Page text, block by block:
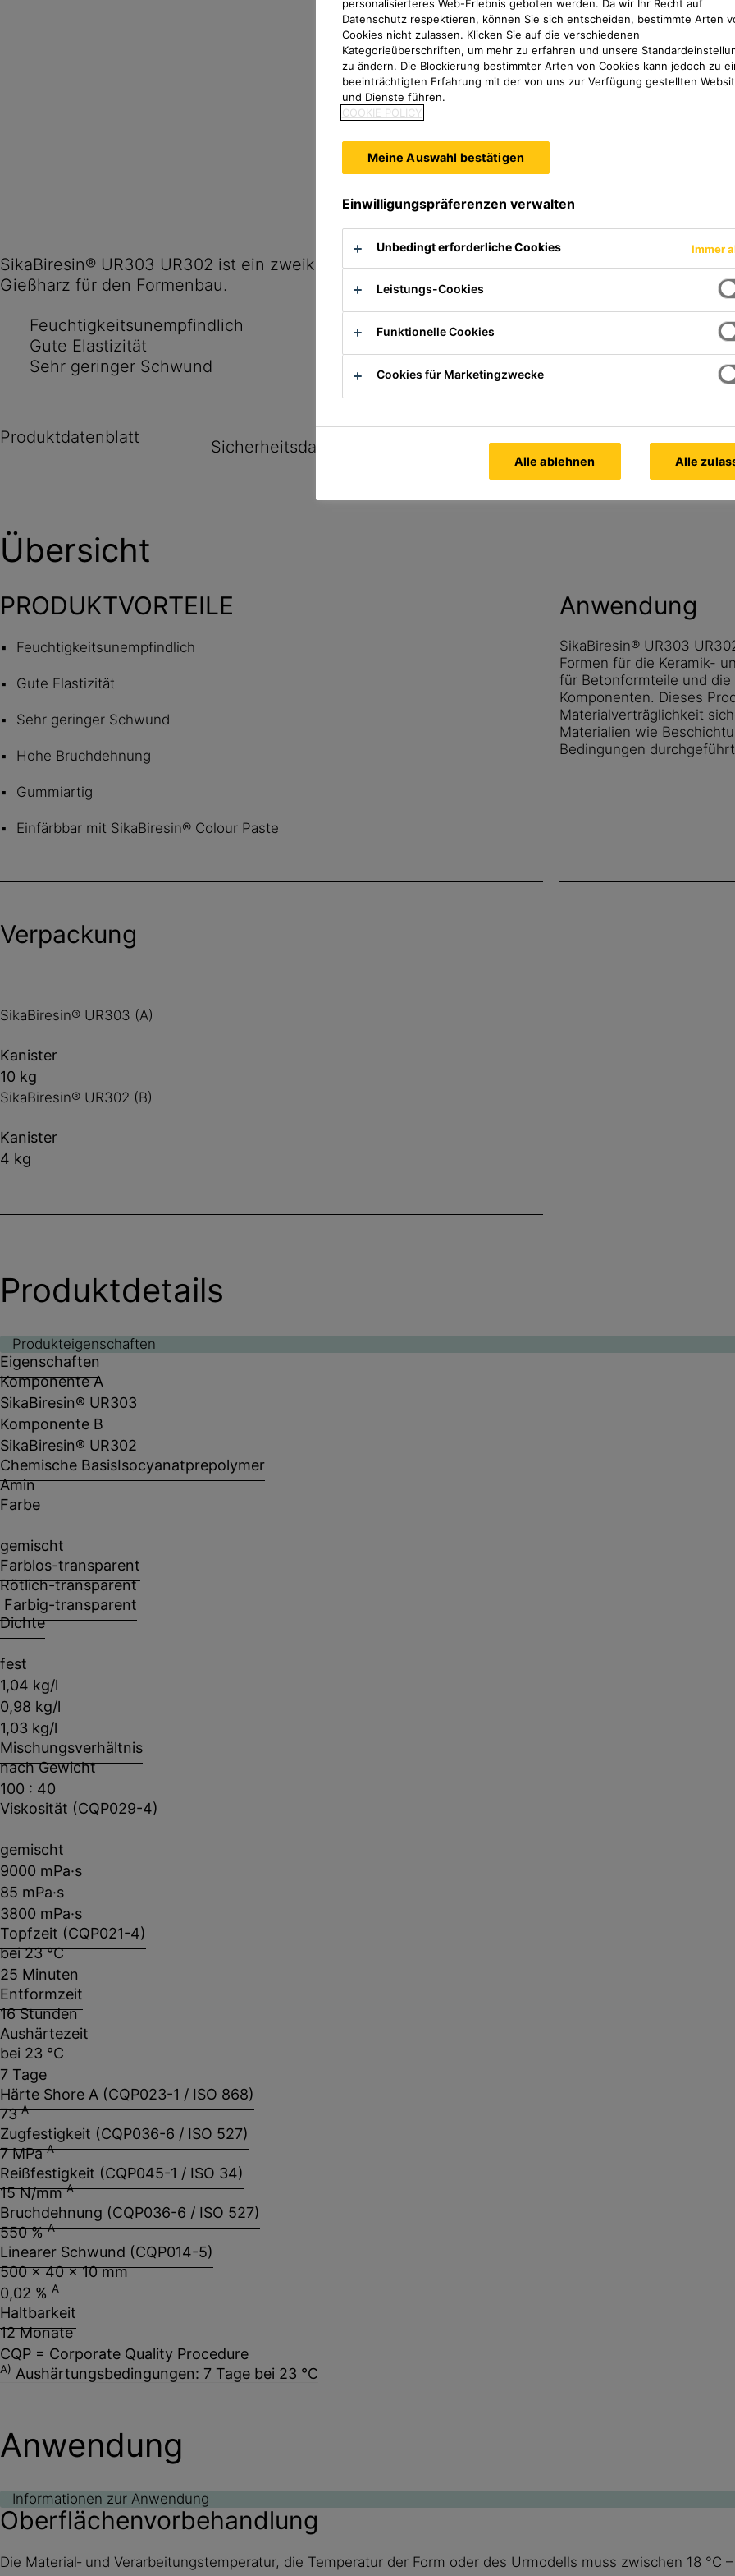
SikaBiresin® UR303 UR302 ist ein zweikomponentiges Polyurethan-Elastomer-
Feuchtigkeitsunempfindlich
Gute Elastizität
Sehr geringer Schwund
Produktdatenblatt Sicherheitsdatenblatt
Übersicht
PRODUKTVORTEILE
Feuchtigkeitsunempfindlich
Gute Elastizität
Sehr geringer Schwund
Hohe Bruchdehnung
Gummiartig
Einfärbbar mit SikaBiresin® Colour Paste
Anwendung
SikaBiresin® UR303
Formen für die Keramik-
für Betonformteile und
Komponenten. Dieses
Materialverträglichkeit
Materialien wie
Bedingungen
Verpackung
SikaBiresin® UR303 (A)
Kanister
10 kg
SikaBiresin® UR302 (B)
Kanister
4 kg
Produktdetails
Produkteigenschaften
Eigenschaften
Komponente A
SikaBiresin® UR303
Komponente B
SikaBiresin® UR302
Chemische BasisIsocyanatprepolymer
Amin
Farbe
gemischt
Farblos-transparent
Rötlich-transparent
Farbig-transparent
Dichte
fest
1,04 kg/l
0,98 kg/l
1,03 kg/l
Mischungsverhältnis
nach Gewicht
100 : 40
Viskosität (CQP029-4)
gemischt
9000 mPa·s
85 mPa·s
3800 mPa·s
Topfzeit (CQP021-4)
bei 23 °C
25 Minuten
Entformzeit
16 Stunden
Aushärtezeit
bei 23 °C
7 Tage
Härte Shore A (CQP023-1 / ISO 868)
73A
Zugfestigkeit (CQP036-6 / ISO 527)
7 MPaA
Reißfestigkeit (CQP045-1 / ISO 34)
15 N/mmA
Bruchdehnung (CQP036-6 / ISO 527)
550 %A
Linearer Schwund (CQP014-5)
500 x 40 x 10 mm
0,02 % A
Haltbarkeit
12 Monate
CQP = Corporate Quality Procedure
A) Aushärtungsbedingungen: 7 Tage bei 23 °C
Anwendung
Informationen zur Anwendung
Oberflächenvorbehandlung
Die Material‐ und Verarbeitungstemperatur, die Temperatur der Form oder des Urmodells muss zwischen 18 °C
personalisierteres Web-Erlebnis geboten werden. Da wir Ihr Recht auf
Datenschutz respektieren, können Sie sich entscheiden, bestimmte Arten
Cookies nicht zulassen. Klicken Sie auf die verschiedenen
Kategorieüberschriften, um mehr zu erfahren und unsere
zu ändern. Die Blockierung bestimmter Arten von Cookies kann jedoch zu
beeinträchtigten Erfahrung mit der von uns zur Verfügung gestellten
und Dienste führen.
COOKIE POLICY
Meine Auswahl bestätigen
Einwilligungspräferenzen verwalten
Unbedingt erforderliche Cookies Immer
Leistungs-Cookies
Funktionelle Cookies
Cookies für Marketingzwecke
Alle ablehnen Alle